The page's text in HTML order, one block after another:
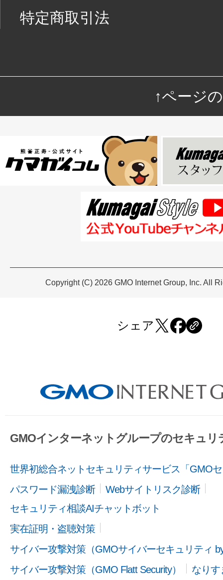
特定商取引法
↑ページ
Copyright (C) 2026 GMO Internet Group, Inc. All
シェア
GMOインターネットグループのセキュリ
世界初総合ネットセキュリティサービス「GMO
パスワード漏洩診断
Webサイトリスク診断
セキュリティ相談AIチャットボット
実在証明・盗聴対策
サイバー攻撃対策（GMOサイバーセキュリティ
サイバー攻撃対策（GMO Flatt Security）
なりす